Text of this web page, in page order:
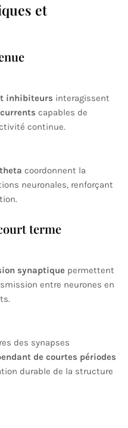
et
inhibiteurs interagissent
capables de
continue.
coordonnent la
neuronales, renforçant
terme
synaptique permettent
entre neurones en
des synapses
de courtes périodes
durable de la structure